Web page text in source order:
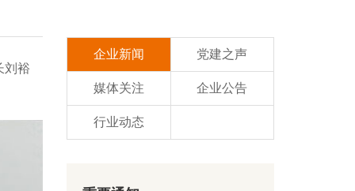
刘裕
企业新闻 党建之声
媒体关注 企业公告
行业动态